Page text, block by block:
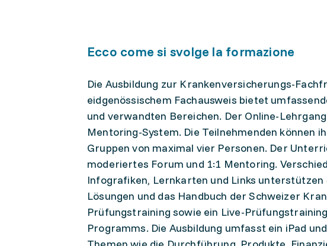
Ecco come si svolge la formazione
Die Ausbildung zur Krankenversicherungs-
eidgenössischem Fachausweis bietet
und verwandten Bereichen. Der Online-
Mentoring-System. Die Teilnehmenden können
Gruppen von maximal vier Personen. Der
moderiertes Forum und 1:1 Mentoring.
Infografiken, Lernkarten und Links
Lösungen und das Handbuch der Schweizer
Prüfungstraining sowie ein Live-
Programms. Die Ausbildung umfasst ein iPad